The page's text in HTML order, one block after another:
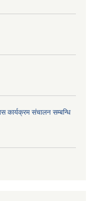
कार्यक्रम संचालन सम्बन्धि